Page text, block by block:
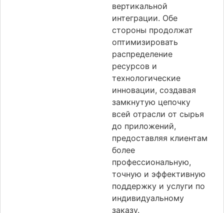
вертикальной
интеграции. Обе
стороны продолжат
оптимизировать
распределение
ресурсов и
технологические
инновации, создавая
замкнутую цепочку
всей отрасли от сырья
до приложений,
предоставляя клиентам
более
профессиональную,
точную и эффективную
поддержку и услуги по
индивидуальному
заказу.